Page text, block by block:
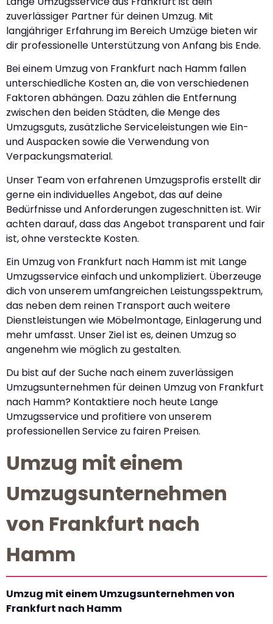
zuverlässiger Partner für deinen Umzug. Mit
langjähriger Erfahrung im Bereich Umzüge bieten wir
dir professionelle Unterstützung von Anfang bis Ende.
Bei einem Umzug von Frankfurt nach Hamm fallen
unterschiedliche Kosten an, die von verschiedenen
Faktoren abhängen. Dazu zählen die Entfernung
zwischen den beiden Städten, die Menge des
Umzugsguts, zusätzliche Serviceleistungen wie Ein-
und Auspacken sowie die Verwendung von
Verpackungsmaterial.
Unser Team von erfahrenen Umzugsprofis erstellt dir
gerne ein individuelles Angebot, das auf deine
Bedürfnisse und Anforderungen zugeschnitten ist. Wir
achten darauf, dass das Angebot transparent und fair
ist, ohne versteckte Kosten.
Ein Umzug von Frankfurt nach Hamm ist mit Lange
Umzugsservice einfach und unkompliziert. Überzeuge
dich von unserem umfangreichen Leistungsspektrum,
das neben dem reinen Transport auch weitere
Dienstleistungen wie Möbelmontage, Einlagerung und
mehr umfasst. Unser Ziel ist es, deinen Umzug so
angenehm wie möglich zu gestalten.
Du bist auf der Suche nach einem zuverlässigen
Umzugsunternehmen für deinen Umzug von Frankfurt
nach Hamm? Kontaktiere noch heute Lange
Umzugsservice und profitiere von unserem
professionellen Service zu fairen Preisen.
Umzug mit einem
Umzugsunternehmen
von Frankfurt nach
Hamm
Umzug mit einem Umzugsunternehmen von
Frankfurt nach Hamm